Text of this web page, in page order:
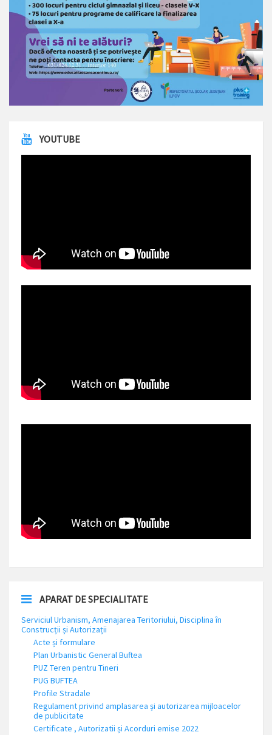
YOUTUBE
APARAT DE SPECIALITATE
Serviciul Urbanism, Amenajarea Teritoriului, Disciplina în
Construcții și Autorizații
Acte și formulare
Plan Urbanistic General Buftea
PUZ Teren pentru Tineri
PUG BUFTEA
Profile Stradale
Regulament privind amplasarea și autorizarea mijloacelor
de publicitate
Certificate , Autorizatii și Acorduri emise 2022